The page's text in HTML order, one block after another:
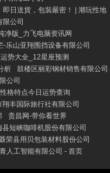
日送貨，包裝嚴密！ | 潮玩性地
限公司
净版_力飞电脑资讯网
乐山亚翔围挡设备有限公司
势大全_12星座预测
析
鼓楼区丽彩钢材销售有限公司
公司
格特点今日运势查询
翔丰国际旅行社有限公司
贵昌网-带你看世界
县短峡咖啡机股份有限公司
荣县用贝包装材料股份公司
人工智能有限公司 - 首页